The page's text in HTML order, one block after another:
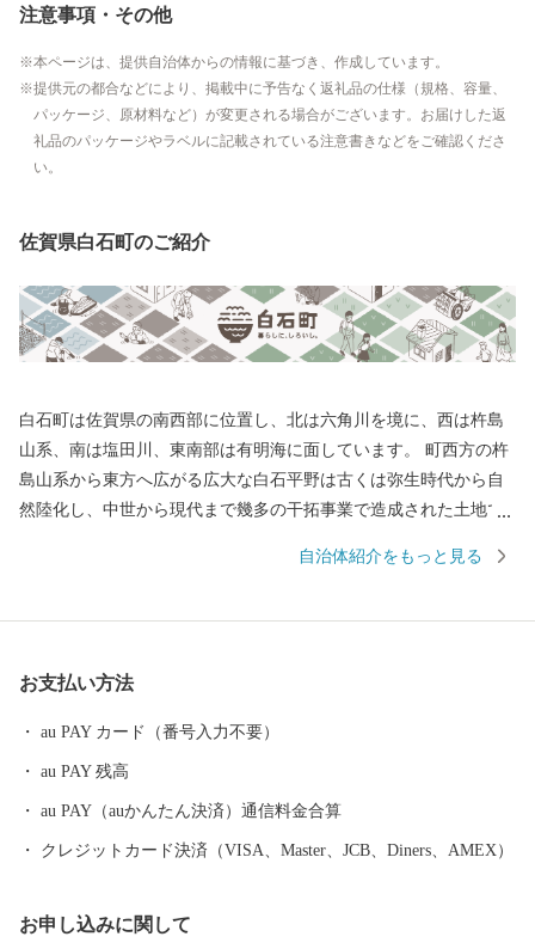
注意事項・その他
本ページは、提供自治体からの情報に基づき、作成しています。
提供元の都合などにより、掲載中に予告なく返礼品の仕様（規格、容量、
パッケージ、原材料など）が変更される場合がございます。お届けした返
礼品のパッケージやラベルに記載されている注意書きなどをご確認くださ
い。
佐賀県白石町のご紹介
白石町は佐賀県の南西部に位置し、北は六角川を境に、西は杵島
山系、南は塩田川、東南部は有明海に面しています。 町西方の杵
島山系から東方へ広がる広大な白石平野は古くは弥生時代から自
然陸化し、中世から現代まで幾多の干拓事業で造成された土地で
好適地帯となっています。また、六角川や塩田川をはじめとする
国各地へ出荷され、品質の良さ、美味しさで好評です。 また、有
す。さらに新しい産物や6次産業化にも積極的に取り組んでいま
す。 白石町は、山と平野、川と海といった美しく個性豊かな自然
が一体として揃っています。
自治体紹介をもっと見る
お支払い方法
au PAY カード（番号入力不要）
au PAY 残高
au PAY（auかんたん決済）通信料金合算
クレジットカード決済（VISA、Master、JCB、Diners、AMEX）
お申し込みに関して